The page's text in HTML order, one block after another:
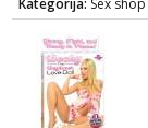
Kategorija: Sex shop